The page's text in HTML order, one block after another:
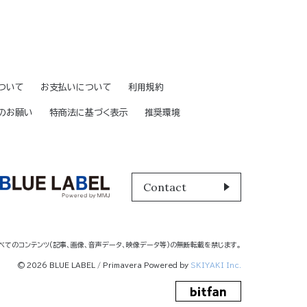
いて お支払いについて 利用規約
お願い 特商法に基づく表示 推奨環境
Contact
てのコンテンツ(記事、画像、音声データ、映像データ等)の無断転載を禁じます。
© 2026 BLUE LABEL / Primavera Powered by SKIYAKI Inc.